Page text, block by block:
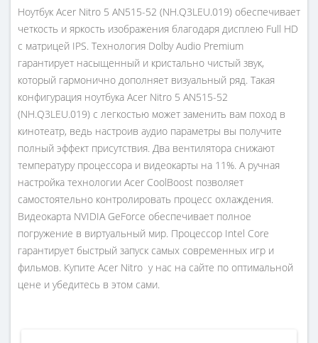
Ноутбук Acer Nitro 5 AN515-52 (NH.Q3LEU.019) обеспечивает
четкость и яркость изображения благодаря дисплею Full HD
с матрицей IPS. Технология Dolby Audio Premium
гарантирует насыщенный и кристально чистый звук,
который гармонично дополняет визуальный ряд. Такая
конфигурация ноутбука Acer Nitro 5 AN515-52
(NH.Q3LEU.019) с легкостью может заменить вам поход в
кинотеатр, ведь настроив аудио параметры вы получите
полный эффект присутствия. Два вентилятора снижают
температуру процессора и видеокарты на 11%. А ручная
настройка технологии Acer CoolBoost позволяет
самостоятельно контролировать процесс охлаждения.
Видеокарта NVIDIA GeForce обеспечивает полное
погружение в виртуальный мир. Процессор Intel Core
гарантирует быстрый запуск самых современных игр и
фильмов. Купите Acer Nitro у нас на сайте по оптимальной
цене и убедитесь в этом сами.